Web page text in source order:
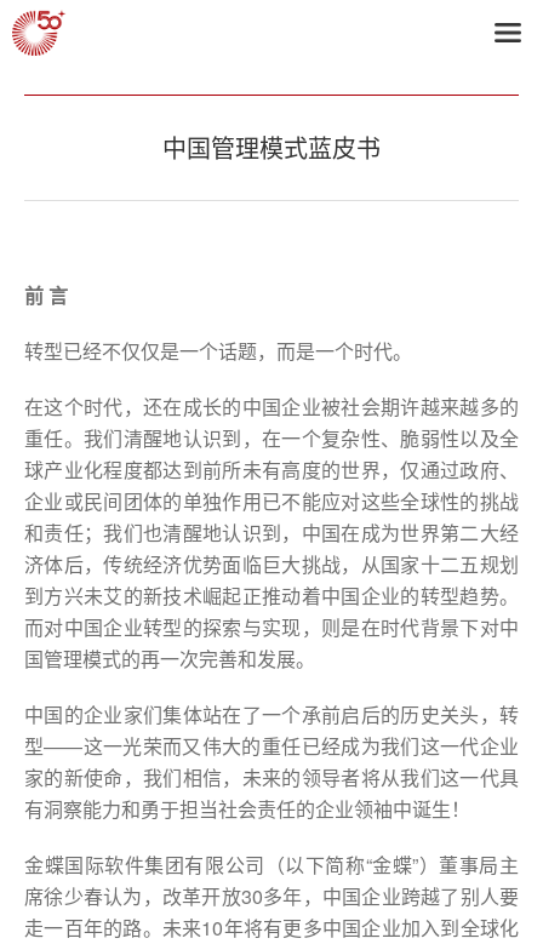
首页
中国管理模式蓝皮书
前 言
转型已经不仅仅是一个话题，而是一个时代。
在这个时代，还在成长的中国企业被社会期许越来越多的
重任。我们清醒地认识到，在一个复杂性、脆弱性以及全
球产业化程度都达到前所未有高度的世界，仅通过政府、
企业或民间团体的单独作用已不能应对这些全球性的挑战
和责任；我们也清醒地认识到，中国在成为世界第二大经
济体后，传统经济优势面临巨大挑战，从国家十二五规划
到方兴未艾的新技术崛起正推动着中国企业的转型趋势。
而对中国企业转型的探索与实现，则是在时代背景下对中
国管理模式的再一次完善和发展。
中国的企业家们集体站在了一个承前启后的历史关头，转
型——这一光荣而又伟大的重任已经成为我们这一代企业
家的新使命，我们相信，未来的领导者将从我们这一代具
有洞察能力和勇于担当社会责任的企业领袖中诞生！
金蝶国际软件集团有限公司（以下简称“金蝶”）董事局主
席徐少春认为，改革开放30多年，中国企业跨越了别人要
走一百年的路。未来10年将有更多中国企业加入到全球化